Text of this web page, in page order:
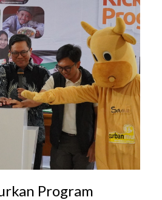
Program